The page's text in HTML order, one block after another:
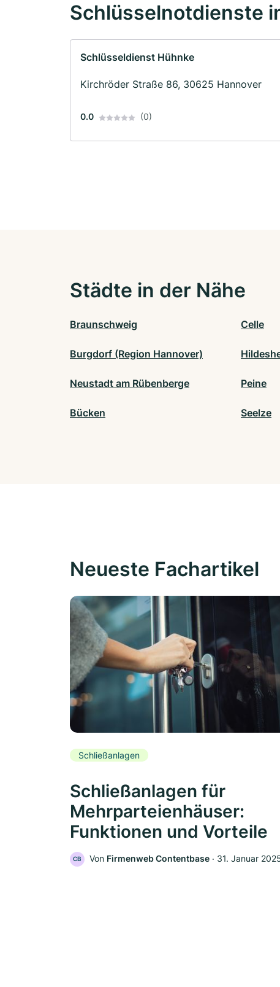
Schlüsselnotdienste
Schlüsseldienst Hühnke
Kirchröder Straße 86, 30625 Hannover
0.0 (0)
Städte in der Nähe
Braunschweig Celle
Burgdorf (Region Hannover)
Neustadt am Rübenberge Peine
Bücken Seelze
Neueste Fachartikel
Schließanlagen
Schließanlagen für
Mehrparteienhäuser:
Funktionen und Vorteile
CB Von Firmenweb Contentbase ‧ 31. Januar